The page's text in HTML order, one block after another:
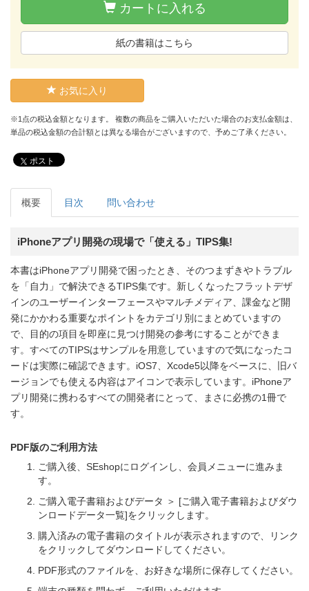
カートに入れる
紙の書籍はこちら
お気に入り
※1点の税込金額となります。 複数の商品をご購入いただいた場合のお支払金額は、
単品の税込金額の合計額とは異なる場合がございますので、予めご了承ください。
ポスト
概要 目次 問い合わせ
iPhoneアプリ開発の現場で「使える」TIPS集!
本書はiPhoneアプリ開発で困ったとき、そのつまずきやトラブル
を「自力」で解決できるTIPS集です。新しくなったフラットデザ
インのユーザーインターフェースやマルチメディア、課金など開
発にかかわる重要なポイントをカテゴリ別にまとめていますの
で、目的の項目を即座に見つけ開発の参考にすることができま
す。すべてのTIPSはサンプルを用意していますので気になったコ
ードは実際に確認できます。iOS7、Xcode5以降をベースに、旧バ
ージョンでも使える内容はアイコンで表示しています。iPhoneア
プリ開発に携わるすべての開発者にとって、まさに必携の1冊で
す。
PDF版のご利用方法
ご購入後、SEshopにログインし、会員メニューに進みま
す。
ご購入電子書籍およびデータ ＞ [ご購入電子書籍およびダウ
ンロードデータ一覧]をクリックします。
購入済みの電子書籍のタイトルが表示されますので、リンク
をクリックしてダウンロードしてください。
PDF形式のファイルを、お好きな場所に保存してください。